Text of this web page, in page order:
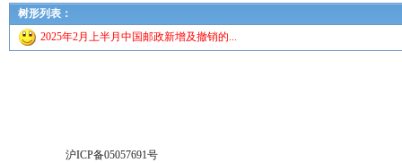
树形列表：
2025年2月上半月中国邮政新增及撤销的...
沪ICP备05057691号